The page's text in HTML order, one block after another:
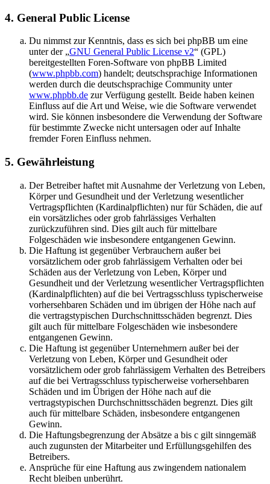
4. General Public License
Du nimmst zur Kenntnis, dass es sich bei phpBB um eine
unter der „GNU General Public License v2“ (GPL)
bereitgestellten Foren-Software von phpBB Limited
(www.phpbb.com) handelt; deutschsprachige Informationen
werden durch die deutschsprachige Community unter
www.phpbb.de zur Verfügung gestellt. Beide haben keinen
Einfluss auf die Art und Weise, wie die Software verwendet
wird. Sie können insbesondere die Verwendung der Software
für bestimmte Zwecke nicht untersagen oder auf Inhalte
fremder Foren Einfluss nehmen.
5. Gewährleistung
Der Betreiber haftet mit Ausnahme der Verletzung von Leben,
Körper und Gesundheit und der Verletzung wesentlicher
Vertragspflichten (Kardinalpflichten) nur für Schäden, die auf
ein vorsätzliches oder grob fahrlässiges Verhalten
zurückzuführen sind. Dies gilt auch für mittelbare
Folgeschäden wie insbesondere entgangenen Gewinn.
Die Haftung ist gegenüber Verbrauchern außer bei
vorsätzlichem oder grob fahrlässigem Verhalten oder bei
Schäden aus der Verletzung von Leben, Körper und
Gesundheit und der Verletzung wesentlicher Vertragspflichten
(Kardinalpflichten) auf die bei Vertragsschluss typischerweise
vorhersehbaren Schäden und im übrigen der Höhe nach auf
die vertragstypischen Durchschnittsschäden begrenzt. Dies
gilt auch für mittelbare Folgeschäden wie insbesondere
entgangenen Gewinn.
Die Haftung ist gegenüber Unternehmern außer bei der
Verletzung von Leben, Körper und Gesundheit oder
vorsätzlichem oder grob fahrlässigem Verhalten des Betreibers
auf die bei Vertragsschluss typischerweise vorhersehbaren
Schäden und im Übrigen der Höhe nach auf die
vertragstypischen Durchschnittsschäden begrenzt. Dies gilt
auch für mittelbare Schäden, insbesondere entgangenen
Gewinn.
Die Haftungsbegrenzung der Absätze a bis c gilt sinngemäß
auch zugunsten der Mitarbeiter und Erfüllungsgehilfen des
Betreibers.
Ansprüche für eine Haftung aus zwingendem nationalem
Recht bleiben unberührt.